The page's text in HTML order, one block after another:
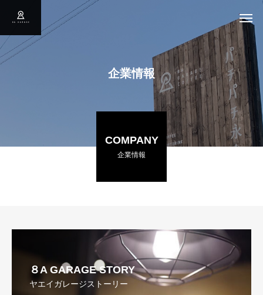
企業情報
COMPANY
企業情報
８A GARAGE STORY
ヤエイガレージストーリー